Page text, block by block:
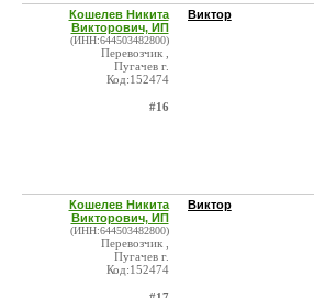
Кошелев Никита
Викторович, ИП
(ИНН:644503482800)
Перевозчик ,
Пугачев г.
Код:152474
#16
Виктор
Кошелев Никита
Викторович, ИП
(ИНН:644503482800)
Перевозчик ,
Пугачев г.
Код:152474
Виктор